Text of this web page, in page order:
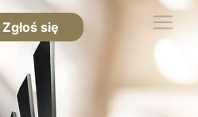
Zgłoś się